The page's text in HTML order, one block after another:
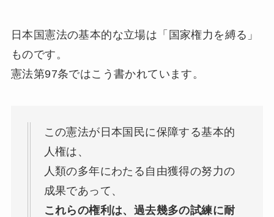
日本国憲法の基本的な立場は「国家権力を縛る」
ものです。
憲法第97条ではこう書かれています。
この憲法が日本国民に保障する基本的
人権は、
人類の多年にわたる自由獲得の努力の
成果であって、
これらの権利は、過去幾多の試練に耐